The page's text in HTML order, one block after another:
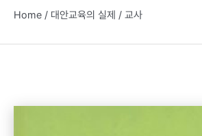
Home / 대안교육의 실제 / 교사